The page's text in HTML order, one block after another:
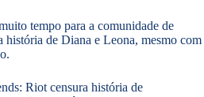
tempo para a comunidade de
história de Diana e Leona, mesmo com